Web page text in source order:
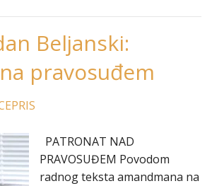
Beljanski:
pravosuđem
PATRONAT NAD
PRAVOSUĐEM Povodom
radnog teksta amandmana na